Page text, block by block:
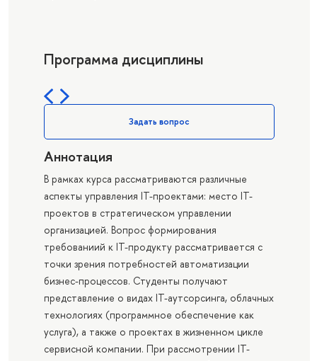
Программа дисциплины
Задать вопрос
Аннотация
В рамках курса рассматриваются различные
аспекты управления IT-проектами: место IT-
проектов в стратегическом управлении
организацией. Вопрос формирования
требованиий к IT-продукту рассматривается с
точки зрения потребностей автоматизации
бизнес-процессов. Студенты получают
представление о видах IT-аутсорсинга, облачных
технологиях (программное обеспечение как
услуга), а также о проектах в жизненном цикле
сервисной компании. При рассмотрении IT-